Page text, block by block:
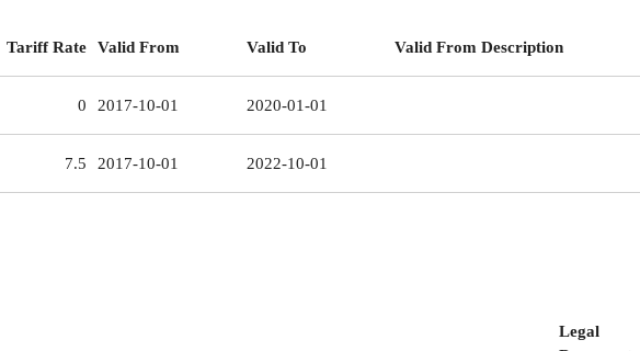
Tariff Rate Valid From Valid To Valid From Description
0 2017-10-01 2020-01-01
7.5 2017-10-01 2022-10-01
Legal